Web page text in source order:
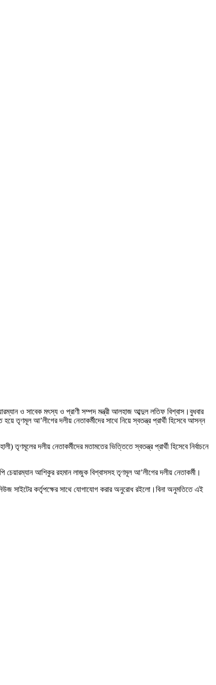
ও সাবেক মৎস্য ও প্রাণী সম্পদ মন্ত্রী আলহাজ আব্দুল লতিফ বিশ্বাস।বুধবার
তৃণমূল আ’লীগের দলীয় নেতাকর্মীদের সাথে নিয়ে স্বতন্ত্র প্রার্থী হিসেবে আসন্ন
দলীয় নেতাকর্মীদের মতামতের ভিত্তিতে স্বতন্ত্র প্রার্থী হিসেবে নির্বাচনে
আশিকুর রহমান লাজুক বিশ্বাসসহ তৃণমূল আ’লীগের দলীয় নেতাকর্মী।
সাইটের কর্তৃপক্ষের সাথে যোগাযোগ করার অনুরোধ রইলো।বিনা অনুমতিতে এই